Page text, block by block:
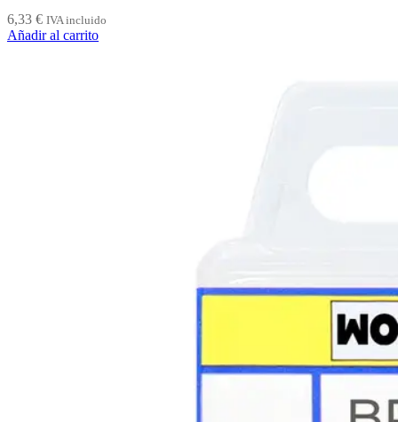
6,33 € IVA incluido
Añadir al carrito